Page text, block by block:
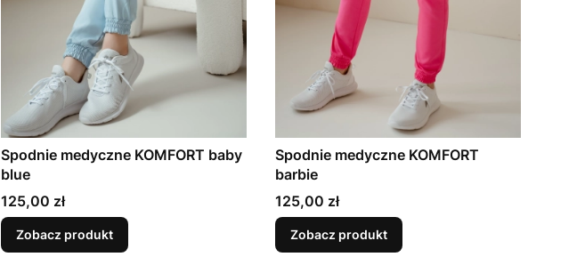
Spodnie medyczne KOMFORT baby
blue
Cena
125,00 zł
Zobacz produkt
Spodnie medyczne KOMFORT
barbie
Cena
125,00 zł
Zobacz produkt